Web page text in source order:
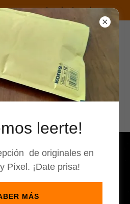
con nuestras lecturas!
de 10 % en tu primera
al
nuestro boletín informativo!
leerte!
de originales en
Píxel. ¡Date prisa!
MÁS